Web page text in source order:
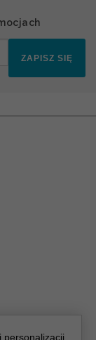
ZAPISZ SIĘ
personalizacji